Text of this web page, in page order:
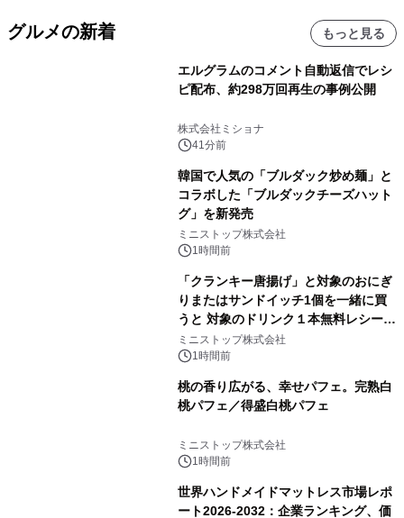
グルメの新着 もっと見る
エルグラムのコメント自動返信でレシ
ピ配布、約298万回再生の事例公開
株式会社ミショナ
41分前
韓国で人気の「ブルダック炒め麺」と
コラボした「ブルダックチーズハット
グ」を新発売
ミニストップ株式会社
1時間前
「クランキー唐揚げ」と対象のおにぎ
りまたはサンドイッチ1個を一緒に買
うと 対象のドリンク１本無料レシート
クーポンもらえる！※1
ミニストップ株式会社
1時間前
桃の香り広がる、幸せパフェ。完熟白
桃パフェ／得盛白桃パフェ
ミニストップ株式会社
1時間前
世界ハンドメイドマットレス市場レポ
ート2026-2032：企業ランキング、価